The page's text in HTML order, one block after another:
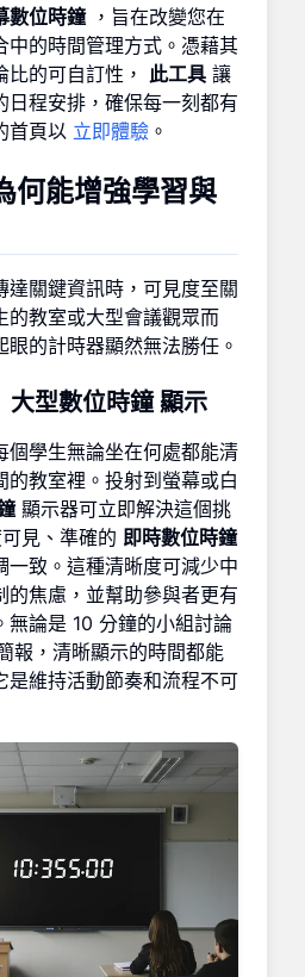
數位時鐘，旨在改變您在
中的時間管理方式。憑藉其
的可自訂性， 此工具 讓
日程安排，確保每一刻都有
首頁以 立即體驗 。
何能增強學習與
達關鍵資訊時，可見度至關
的教室或大型會議觀眾而
的計時器顯然無法勝任。
大型數位時鐘顯示
個學生無論坐在何處都能清
的教室裡。投射到螢幕或白
顯示器可立即解決這個挑
見、準確的 即時數位時鐘
一致。這種清晰度可減少中
的焦慮，並幫助參與者更有
無論是 10 分鐘的小組討論
報，清晰顯示的時間都能
是維持活動節奏和流程不可